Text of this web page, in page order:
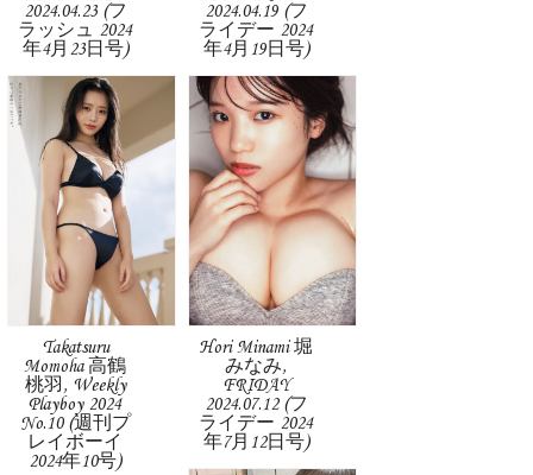
2024.04.23 (フ
ラッシュ 2024
年4月23日号)
2024.04.19 (フ
ライデー 2024
年4月19日号)
Takatsuru
Momoha 高鶴
桃羽, Weekly
Playboy 2024
No.10 (週刊プ
レイボーイ
2024年10号)
Hori Minami 堀
みなみ,
FRIDAY
2024.07.12 (フ
ライデー 2024
年7月12日号)